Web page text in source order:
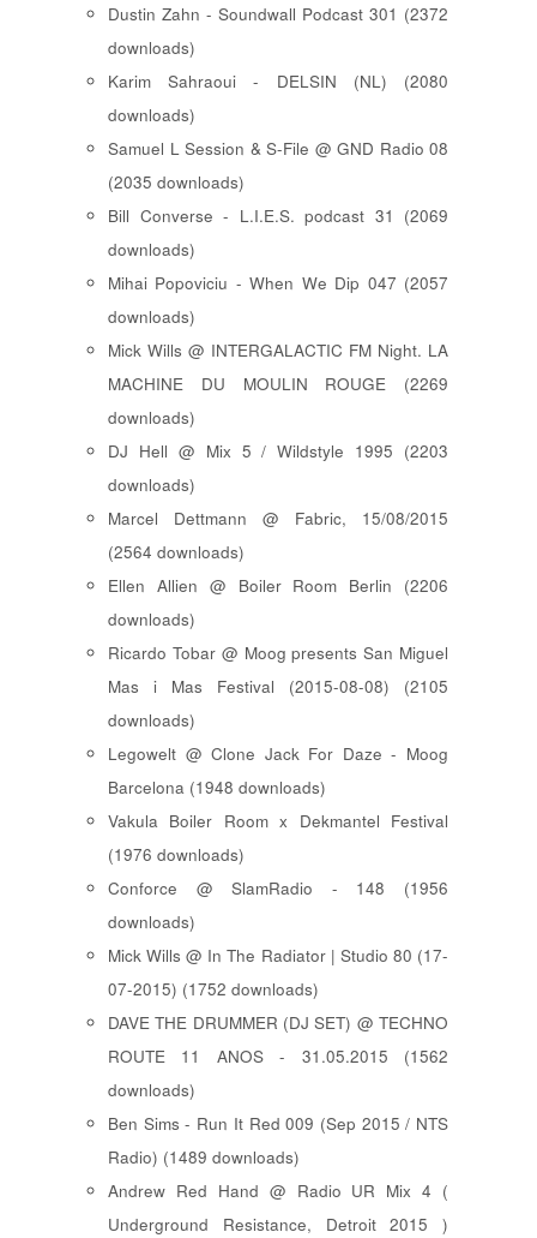
Dustin Zahn - Soundwall Podcast 301 (2372
downloads)
Karim Sahraoui - DELSIN (NL) (2080
downloads)
Samuel L Session & S-File @ GND Radio 08
(2035 downloads)
Bill Converse - L.I.E.S. podcast 31 (2069
downloads)
Mihai Popoviciu - When We Dip 047 (2057
downloads)
Mick Wills @ INTERGALACTIC FM Night. LA
MACHINE DU MOULIN ROUGE (2269
downloads)
DJ Hell @ Mix 5 / Wildstyle 1995 (2203
downloads)
Marcel Dettmann @ Fabric, 15/08/2015
(2564 downloads)
Ellen Allien @ Boiler Room Berlin (2206
downloads)
Ricardo Tobar @ Moog presents San Miguel
Mas i Mas Festival (2015-08-08) (2105
downloads)
Legowelt @ Clone Jack For Daze - Moog
Barcelona (1948 downloads)
Vakula Boiler Room x Dekmantel Festival
(1976 downloads)
Conforce @ SlamRadio - 148 (1956
downloads)
Mick Wills @ In The Radiator | Studio 80 (17-
07-2015) (1752 downloads)
DAVE THE DRUMMER (DJ SET) @ TECHNO
ROUTE 11 ANOS - 31.05.2015 (1562
downloads)
Ben Sims - Run It Red 009 (Sep 2015 / NTS
Radio) (1489 downloads)
Andrew Red Hand @ Radio UR Mix 4 (
Underground Resistance, Detroit 2015 )